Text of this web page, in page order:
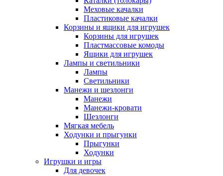
Меховые качалки
Пластиковые качалки
Корзины и ящики для игрушек
Корзины для игрушек
Пластмассовые комоды
Ящики для игрушек
Лампы и светильники
Лампы
Светильники
Манежи и шезлонги
Манежи
Манежи-кровати
Шезлонги
Мягкая мебель
Ходунки и прыгунки
Прыгунки
Ходунки
Игрушки и игры
Для девочек